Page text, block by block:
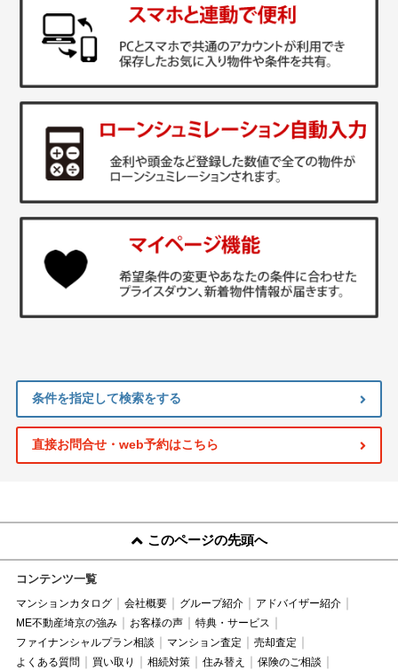
条件を指定して検索をする
直接お問合せ・web予約はこちら
このページの先頭へ
コンテンツ一覧
マンションカタログ 会社概要 グループ紹介
アドバイザー紹介
ME不動産埼京の強み
お客様の声
特典・サービス
ファイナンシャルプラン相談
マンション査定
売却査定
よくある質問
買い取り 相続対策 住み替え
保険のご相談